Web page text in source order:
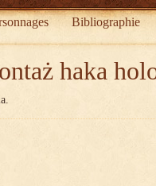
Bibliographie
haka